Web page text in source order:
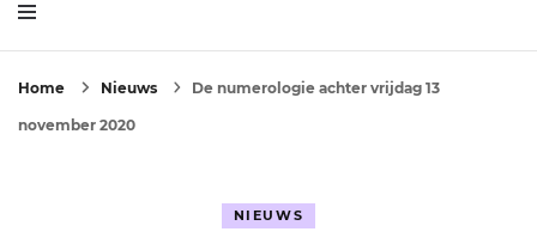
Home Nieuws De numerologie achter vrijdag 13
november 2020
NIEUWS